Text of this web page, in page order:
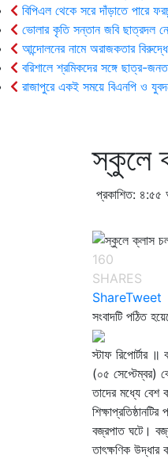
বিপিএল থেকে সরে দাঁড়াতে পারে
ভোলার কৃ‌তি সন্তান জবি ছাত্রদল
আন্দোলনের নামে অরাজকতার বিরুদ্ধে
বরিশালে শ্রমিকদের সঙ্গে ছাত্র-
রাজাপুরে একই সময়ে বিএনপি ও
স্কুলে
প্রকাশিত: ৪:৫৫
160
SHARES
ShareTweet
সংবাদটি পঠিত
স্টাফ রিপোর্টার
(০৫ সেপ্টেম্বর)
তাদের মধ্যে বেশ
বজ্রপাত ঘটে।
তাৎক্ষণিক উদ্ধার